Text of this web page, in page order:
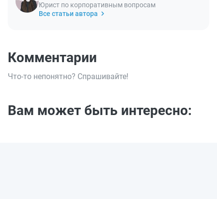
Юрист по корпоративным вопросам
Все статьи автора
Комментарии
Что-то непонятно? Спрашивайте!
Вам может быть интересно: